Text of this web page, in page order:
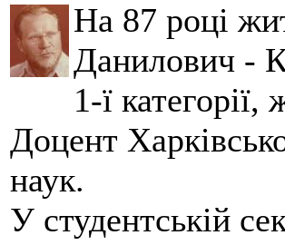
На 87 році
Данилович -
1-ї
Доцент
наук.
У студентській